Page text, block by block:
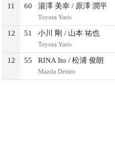
11 60 湯澤 美幸 / 原澤 潤平
Toyota Yaris
12 51 小川 剛 / 山本 祐也
Toyota Yaris
12 55 RINA Ito / 松浦 俊朗
Mazda Demio